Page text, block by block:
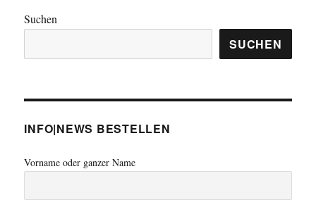
Suchen
SUCHEN
INFO|NEWS BESTELLEN
Vorname oder ganzer Name